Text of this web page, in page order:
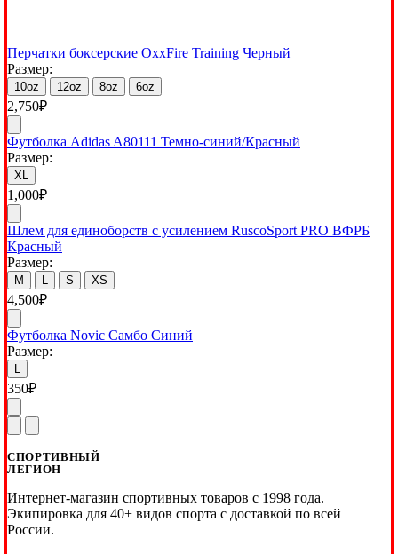
Перчатки боксерские OxxFire Training Черный
Размер:
10oz 12oz 8oz 6oz
2,750₽
Футболка Adidas A80111 Темно-синий/Красный
Размер:
XL
1,000₽
Шлем для единоборств с усилением RuscoSport PRO ВФРБ
Красный
Размер:
M S XS
4,500₽
Футболка Novic Самбо Синий
Размер:
350₽
СПОРТИВНЫЙ
ЛЕГИОН
Интернет-магазин спортивных товаров с 1998 года.
Экипировка для 40+ видов спорта с доставкой по всей
России.